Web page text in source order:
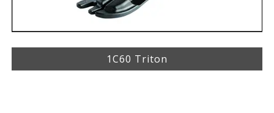
1C60 Triton